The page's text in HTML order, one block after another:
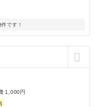
です！
1,000円